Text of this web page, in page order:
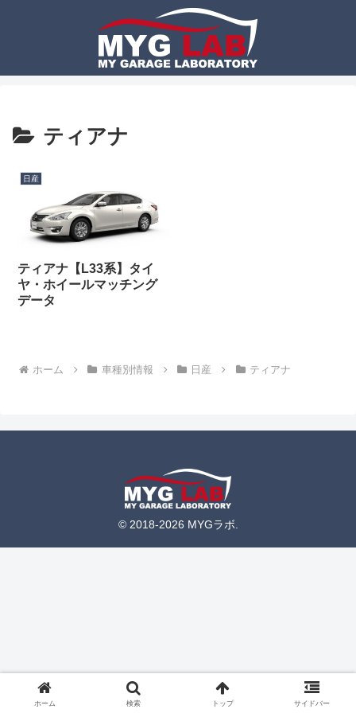
ティアナ
日産
ティアナ【L33系】タイ
ヤ・ホイールマッチング
データ
ホーム 車種別情報 日産 ティアナ
© 2018-2026 MYGラボ.
ホーム 検索 トップ サイドバー